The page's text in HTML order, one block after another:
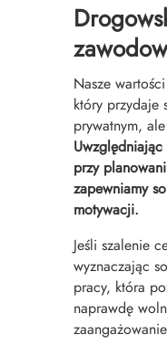
Nasze
który przydaje
prywatnym,
przy
zapewniamy
motywacji.
Jeśli szalenie
wyznaczając
pracy, która
naprawdę